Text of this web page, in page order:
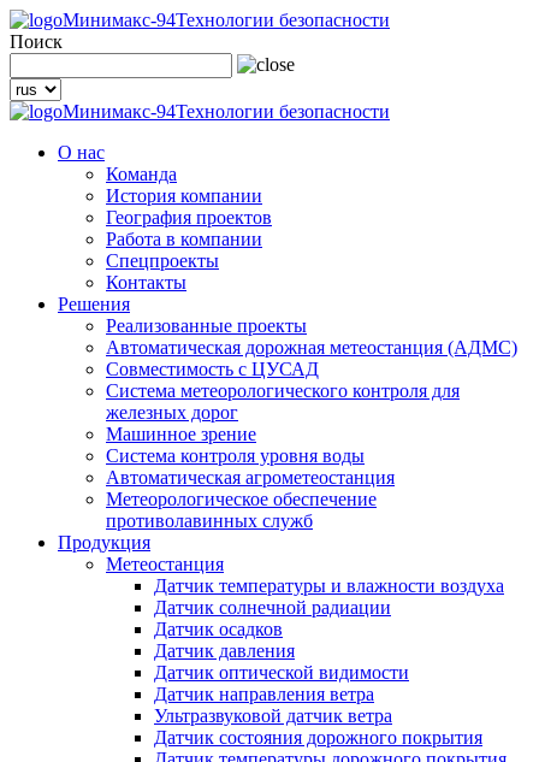
Минимакс-94Технологии безопасности
Поиск
Минимакс-94Технологии безопасности
О нас
Команда
История компании
География проектов
Работа в компании
Спецпроекты
Контакты
Решения
Реализованные проекты
Автоматическая дорожная метеостанция (АДМС)
Совместимость с ЦУСАД
Система метеорологического контроля для
железных дорог
Машинное зрение
Система контроля уровня воды
Автоматическая агрометеостанция
Метеорологическое обеспечение
противолавинных служб
Продукция
Метеостанция
Датчик температуры и влажности воздуха
Датчик солнечной радиации
Датчик осадков
Датчик давления
Датчик оптической видимости
Датчик направления ветра
Ультразвуковой датчик ветра
Датчик состояния дорожного покрытия